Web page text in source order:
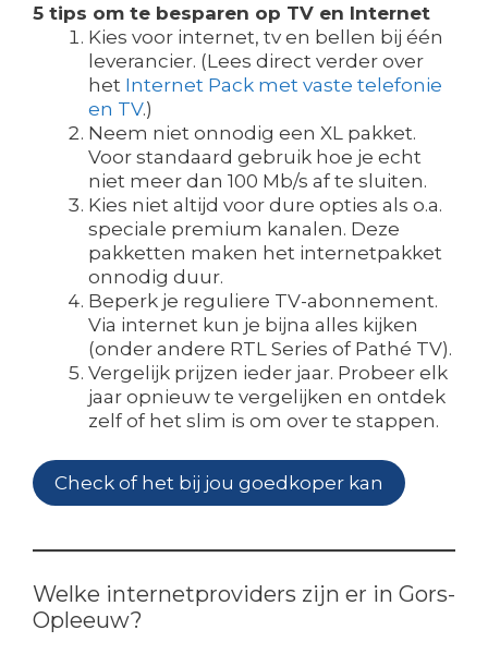
5 tips om te besparen op TV en Internet
Kies voor internet, tv en bellen bij één
leverancier. (Lees direct verder over
het Internet Pack met vaste telefonie
en TV.)
Neem niet onnodig een XL pakket.
Voor standaard gebruik hoe je echt
niet meer dan 100 Mb/s af te sluiten.
Kies niet altijd voor dure opties als o.a.
speciale premium kanalen. Deze
pakketten maken het internetpakket
onnodig duur.
Beperk je reguliere TV-abonnement.
Via internet kun je bijna alles kijken
(onder andere RTL Series of Pathé TV).
Vergelijk prijzen ieder jaar. Probeer elk
jaar opnieuw te vergelijken en ontdek
zelf of het slim is om over te stappen.
Check of het bij jou goedkoper kan
Welke internetproviders zijn er in Gors-
Opleeuw?